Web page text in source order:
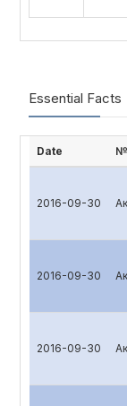
Essential Facts
Date №
2016-09-30
2016-09-30
2016-09-30